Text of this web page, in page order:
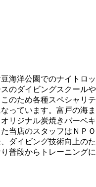
海洋公園でのナイトロッ
のダイビングスクールや
のため各種スペシャリテ
っています。富戸の海ま
リジナル炭焼きバーベキ
当店のスタッフはＮＰＯ
ダイビング技術向上のた
普段からトレーニングに